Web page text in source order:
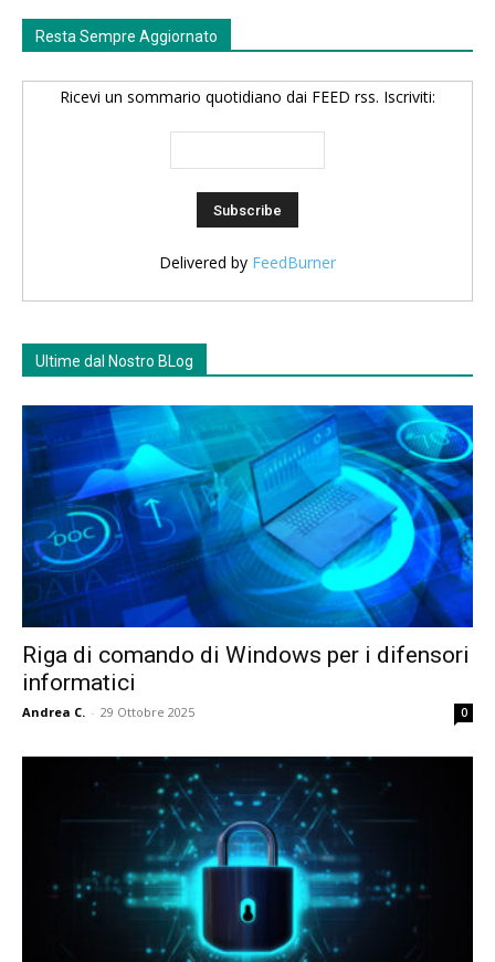
Resta Sempre Aggiornato
Ricevi un sommario quotidiano dai FEED rss. Iscriviti:
Delivered by FeedBurner
Ultime dal Nostro BLog
Riga di comando di Windows per i difensori
informatici
Andrea C. - 29 Ottobre 2025 0